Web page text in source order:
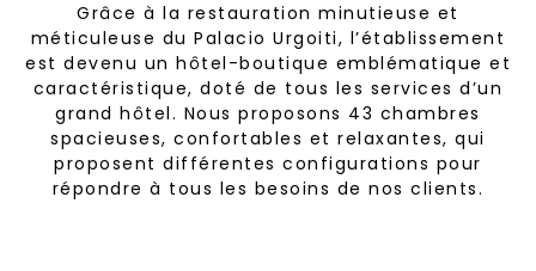
Grâce à la restauration minutieuse et
méticuleuse du Palacio Urgoiti, l’établissement
est devenu un hôtel-boutique emblématique et
caractéristique, doté de tous les services d’un
grand hôtel. Nous proposons 43 chambres
spacieuses, confortables et relaxantes, qui
proposent différentes configurations pour
répondre à tous les besoins de nos clients.